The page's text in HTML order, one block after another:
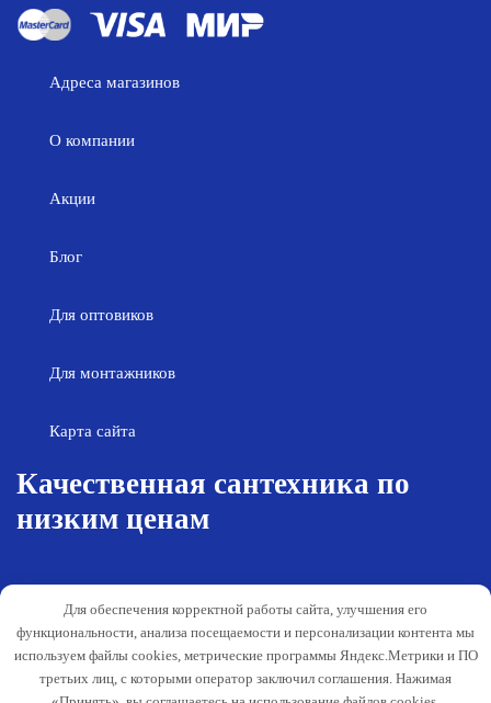
Адреса магазинов
О компании
Акции
Блог
Для оптовиков
Для монтажников
Карта сайта
Качественная сантехника по
низким ценам
Гарантия и обслуживание
Публичная оферта
данных
Для обеспечения корректной работы сайта, улучшения его
функциональности, анализа посещаемости и персонализации контента мы
используем файлы cookies, метрические программы Яндекс.Метрики и ПО
третьих лиц, с которыми оператор заключил соглашения. Нажимая